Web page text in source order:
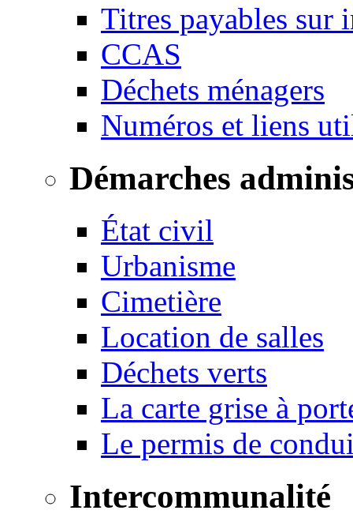
Titres payables sur
CCAS
Déchets ménagers
Numéros et liens
Démarches
État civil
Urbanisme
Cimetière
Location de salles
Déchets verts
La carte grise à
Le permis de
Intercommunalité